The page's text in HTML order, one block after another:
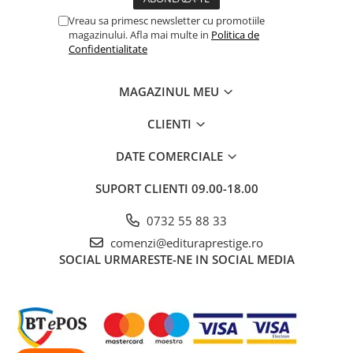
Vreau sa primesc newsletter cu promotiile
magazinului. Afla mai multe in Politica de
Confidentialitate
MAGAZINUL MEU
CLIENTI
DATE COMERCIALE
SUPORT CLIENTI 09.00-18.00
0732 55 88 33
comenzi@edituraprestige.ro
SOCIAL URMARESTE-NE IN SOCIAL MEDIA